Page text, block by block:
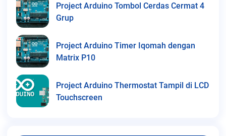
Project Arduino Tombol Cerdas Cermat 4
Grup
Project Arduino Timer Iqomah dengan
Matrix P10
Project Arduino Thermostat Tampil di LCD
Touchscreen